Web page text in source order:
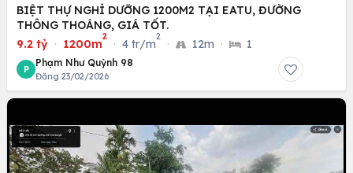
BIỆT THỰ NGHỈ DƯỠNG 1200M2 TẠI EATU, ĐƯỜNG
THÔNG THOÁNG, GIÁ TỐT.
9.2 tỷ · 1200m
2
· 4 tr/m
2
· 12m · 1
P
Phạm Như Quỳnh 98
Đăng 23/02/2026